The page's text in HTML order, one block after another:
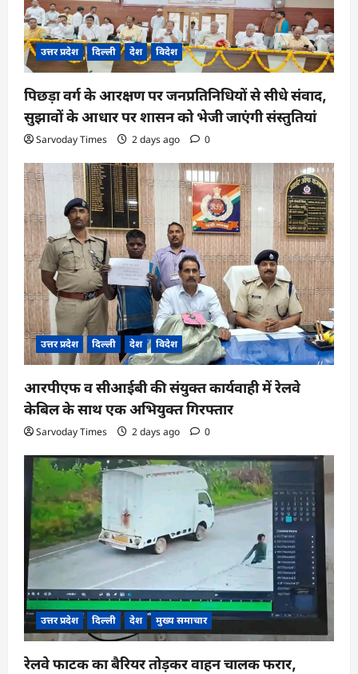
उत्तर प्रदेश दिल्ली देश विदेश
पिछड़ा वर्ग के आरक्षण पर जनप्रतिनिधियों से सीधे संवाद,
सुझावों के आधार पर शासन को भेजी जाएंगी संस्तुतियां
Sarvoday Times 2 days ago 0
उत्तर प्रदेश दिल्ली देश विदेश
आरपीएफ व सीआईबी की संयुक्त कार्यवाही में रेलवे
केबिल के साथ एक अभियुक्त गिरफ्तार
Sarvoday Times 2 days ago 0
उत्तर प्रदेश दिल्ली देश मुख्य समाचार
रेलवे फाटक का बैरियर तोड़कर वाहन चालक फरार,